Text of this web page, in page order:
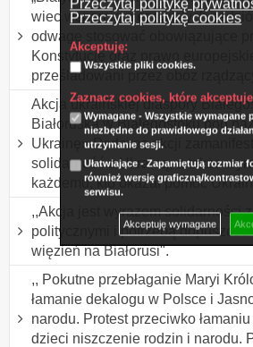
Przeczytaj politykę
Przeczytaj politykę cookies
Akceptuję:
Wszystkie pliki cookies.
Zaznacz cookies, które
Wymagane - Wszystkie wymagane
niezbędne do prawidłowego
utrzymanie sesji.
Ułatwiające - Zapamiętują rozmiar
również wersję graficzną/
serwisu.
Akceptuję wymagane
wiec wsparcia niezawisłych
odwagę stosować obowiązujące
Konstytucję oraz prawo
prześladowani przez obóz
Akcja ukraińskiej diaspory
Białoruska w Białegostoku pod
Ukrainę» Podczas akcji
solidarność z Ukrainą, a także
każdemu, kto okazał pomoc
,,Akcja jest wyrazem solidarności z
politycznymi i potrzebą
więzień na Białorusi".
,, Pokutne przebłaganie Maryi
łamanie dekalogu w Polsce i
narodu. Protest przeciwko
dzieci niszczenie rodzin i narodu.